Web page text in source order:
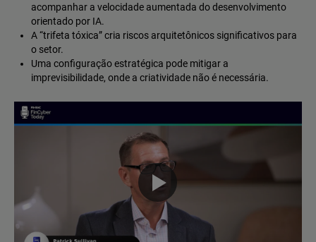
acompanhar a velocidade aumentada do desenvolvimento
orientado por IA.
A “trifeta tóxica” cria riscos arquitetônicos significativos para
o setor.
Uma configuração estratégica pode mitigar a
imprevisibilidade, onde a criatividade não é necessária.